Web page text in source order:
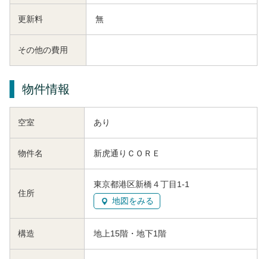
更新料 無
その他の費用
物件情報
空室 あり
物件名 新虎通りＣＯＲＥ
住所
東京都港区新橋４丁目1-1
地図をみる
構造 地上15階・地下1階